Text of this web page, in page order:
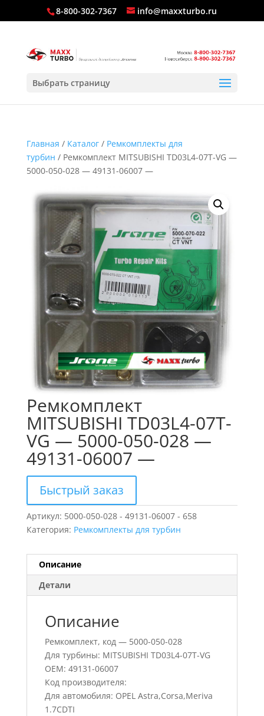
8-800-302-7367 info@maxxturbo.ru
Выбрать страницу
Главная / Каталог/ Ремкомплекты для
турбин / Ремкомплект MITSUBISHI TD03L4-07T-VG —
5000-050-028 — 49131-06007 —
Ремкомплект
MITSUBISHI TD03L4-07T-
VG — 5000-050-028 —
49131-06007 —
Быстрый заказ
Артикул: 5000-050-028 - 49131-06007 - 658
Категория: Ремкомплекты для турбин
Описание
Детали
Описание
Ремкомплект, код — 5000-050-028
Для турбины: MITSUBISHI TD03L4-07T-VG
OEM: 49131-06007
Код производителя:
Для автомобиля: OPEL Astra,Corsa,Meriva
1.7CDTI